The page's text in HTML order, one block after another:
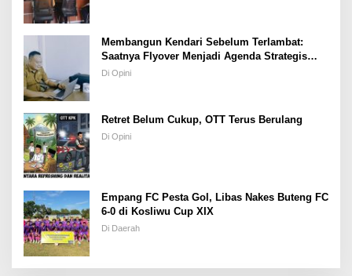
Membangun Kendari Sebelum Terlambat:
Saatnya Flyover Menjadi Agenda Strategis
Kota
Di Opini
Retret Belum Cukup, OTT Terus Berulang
Di Opini
Empang FC Pesta Gol, Libas Nakes Buteng FC
6-0 di Kosliwu Cup XIX
Di Daerah